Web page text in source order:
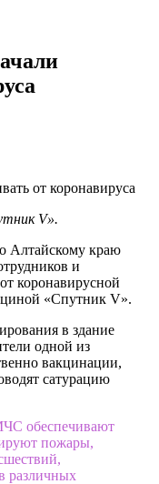
V».
Алтайскому краю
и
коронавирусной
«Спутник V».
в здание
одной из
вакцинации,
сатурацию
обеспечивают
пожары,
различных